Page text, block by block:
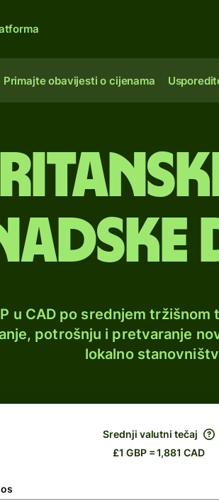
Primajte obavijesti o cijenama
u CAD po srednjem tržišnom
potrošnju i pretvaranje
lokalno
Srednji valutni tečaj
£1 GBP = 1,881 CAD